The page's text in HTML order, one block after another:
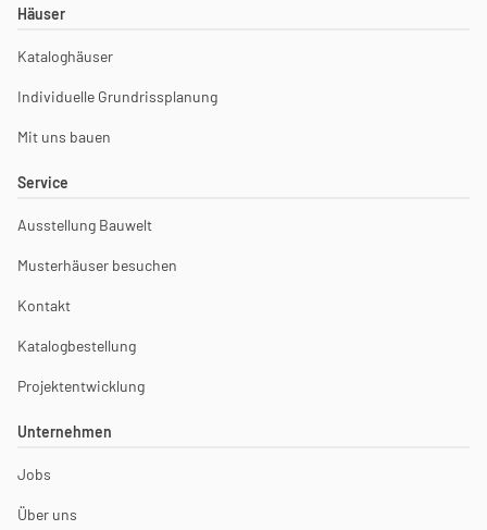
Häuser
Kataloghäuser
Individuelle Grundrissplanung
Mit uns bauen
Service
Ausstellung Bauwelt
Musterhäuser besuchen
Kontakt
Katalogbestellung
Projektentwicklung
Unternehmen
Jobs
Über uns